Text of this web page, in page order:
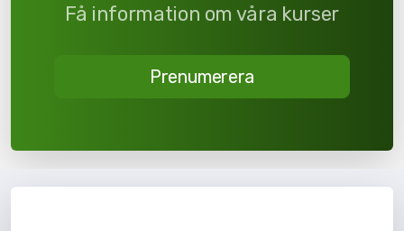
Få information om våra kurser
Prenumerera
Friskvårdskinesiologi